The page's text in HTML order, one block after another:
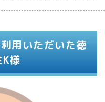
用いただいた徳
様